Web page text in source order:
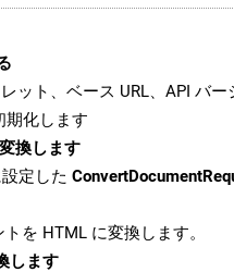
ット、ベース URL、API バー
期化します
換します
定した
を HTML に変換します。
します